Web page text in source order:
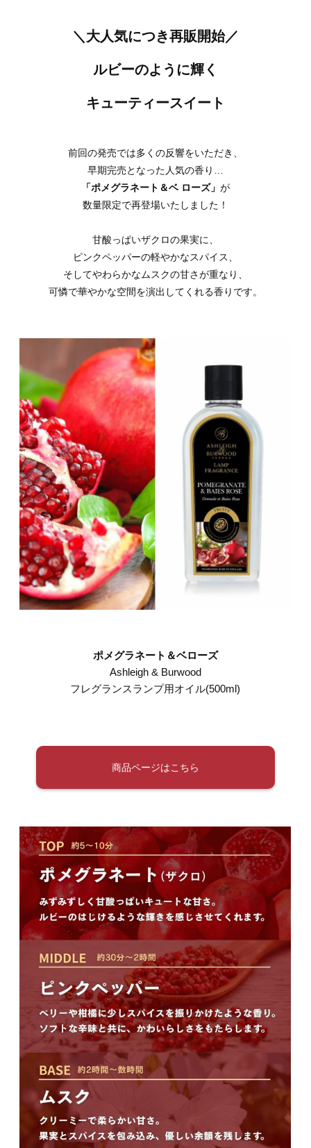
＼大人気につき再販開始／
ルビーのように輝く
キューティースイート
前回の発売では多くの反響をいただき、
早期完売となった人気の香り…
「ポメグラネート＆ベ ローズ」 が
数量限定で再登場いたしました！
甘酸っぱいザクロの果実に、
ピンクペッパーの軽やかなスパイス、
そしてやわらかなムスクの甘さが重なり、
可憐で華やかな空間を演出してくれる香りです。
ポメグラネート＆ベローズ
Ashleigh & Burwood
フレグランスランプ用オイル(500ml)
商品ページはこちら